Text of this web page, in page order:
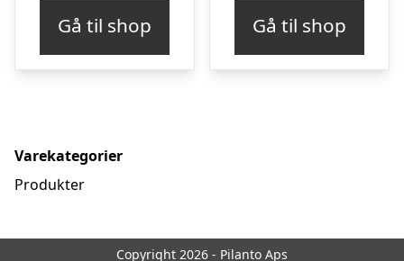
Gå til shop Gå til shop
Varekategorier
Produkter
Copyright 2026 - Pilanto Aps